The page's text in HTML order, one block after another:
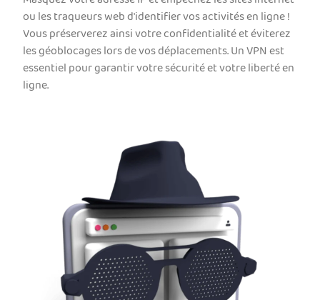
ou les traqueurs web d'identifier vos activités en ligne !
Vous préserverez ainsi votre confidentialité et éviterez
les géoblocages lors de vos déplacements. Un VPN est
essentiel pour garantir votre sécurité et votre liberté en
ligne.